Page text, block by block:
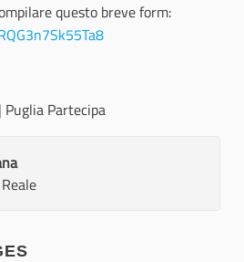
questo breve form:
| Puglia Partecipa